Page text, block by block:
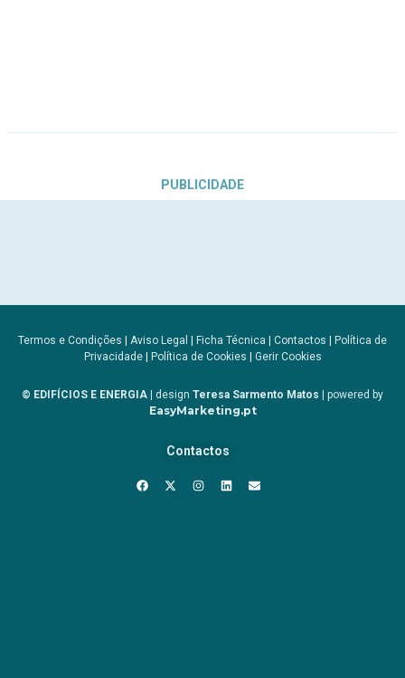
PUBLICIDADE
Termos e Condições | Aviso Legal | Ficha Técnica | Contactos | Política de
Privacidade| Política de Cookies | Gerir Cookies
© EDIFÍCIOS E ENERGIA | design Teresa Sarmento Matos | powered by
EasyMarketing.pt
Contactos